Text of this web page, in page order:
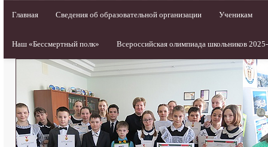
Главная Сведения об образовательной организации Ученикам
Наш «Бессмертный полк» Всероссийская олимпиада школьников